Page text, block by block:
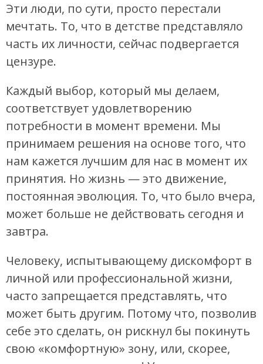
Эти люди, по сути, просто перестали
мечтать. То, что в детстве представляло
часть их личности, сейчас подвергается
цензуре.
Каждый выбор, который мы делаем,
соответствует удовлетворению
потребности в момент времени. Мы
принимаем решения на основе того, что
нам кажется лучшим для нас в момент их
принятия. Но жизнь — это движение,
постоянная эволюция. То, что было вчера,
может больше не действовать сегодня и
завтра.
Человеку, испытывающему дискомфорт в
личной или профессиональной жизни,
часто запрещается представлять, что
может быть другим. Потому что, позволив
себе это сделать, он рискнул бы покинуть
свою «комфортную» зону, или, скорее,